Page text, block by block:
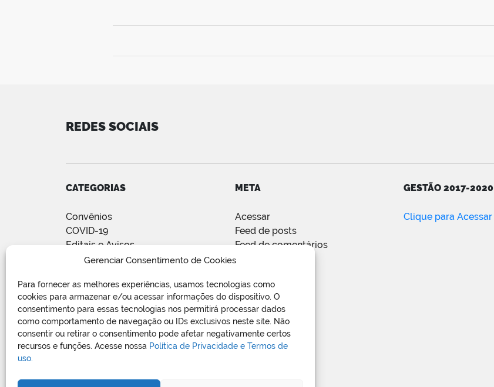
Gerenciar Consentimento de Cookies
Para fornecer as melhores experiências, usamos tecnologias como
cookies para armazenar e/ou acessar informações do dispositivo. O
consentimento para essas tecnologias nos permitirá processar dados
como comportamento de navegação ou IDs exclusivos neste site. Não
consentir ou retirar o consentimento pode afetar negativamente certos
recursos e funções. Acesse nossa Política de Privacidade e Termos de
uso.
REDES SOCIAIS
CATEGORIAS
Convênios
COVID-19
Editais e Avisos
Notícias
de Obras Públicas
Sem categoria
Vagas de Emprego
META
Acessar
Feed de posts
Feed de comentários
WordPress.org
GESTÃO 2017-2020
Clique para Acessar